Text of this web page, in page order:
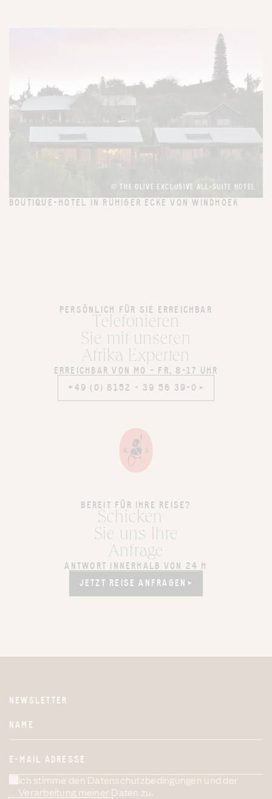
© THE OLIVE EXCLUSIVE ALL-SUITE HOTEL
BOUTIQUE-HOTEL IN RUHIGER ECKE VON WINDHOEK
PERSÖNLICH FÜR SIE ERREICHBAR
Telefonieren
Sie mit unseren
Afrika Experten
ERREICHBAR VON MO – FR, 8-17 UHR
+49 (0) 8152 - 39 56 39-0
+49 (0) 8152 - 39 56 39-0
BEREIT FÜR IHRE REISE?
Schicken
Sie uns Ihre
Anfrage
ANTWORT INNERHALB VON 24 H
JETZT REISE ANFRAGEN
JETZT REISE ANFRAGEN
NEWSLETTER
NAME
E-MAIL ADRESSE
Ich stimme den Datenschutzbedingungen und der
Verarbeitung meiner Daten zu.